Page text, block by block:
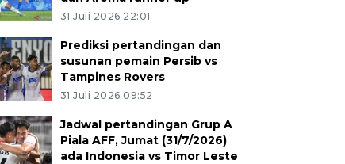
31 Juli 2026 22:01
Prediksi pertandingan dan
susunan pemain Persib vs
Tampines Rovers
31 Juli 2026 09:52
Jadwal pertandingan Grup A
Piala AFF, Jumat (31/7/2026)
ada Indonesia vs Timor Leste